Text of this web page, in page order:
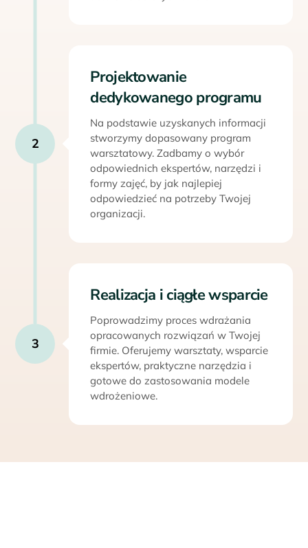
Projektowanie
dedykowanego programu
Na podstawie uzyskanych informacji
stworzymy dopasowany program
warsztatowy. Zadbamy o wybór
odpowiednich ekspertów, narzędzi i
formy zajęć, by jak najlepiej
odpowiedzieć na potrzeby Twojej
organizacji.
2
Realizacja i ciągłe wsparcie
Poprowadzimy proces wdrażania
opracowanych rozwiązań w Twojej
firmie. Oferujemy warsztaty, wsparcie
ekspertów, praktyczne narzędzia i
gotowe do zastosowania modele
wdrożeniowe.
3